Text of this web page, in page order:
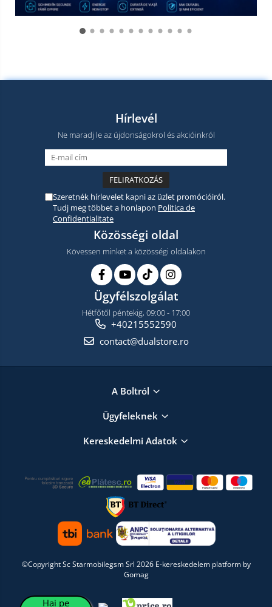
Hírlevél
Ne maradj le az újdonságokrol és akcióinkról
Szeretnék hírlevelet kapni az üzlet promócióiról.
Tudj meg többet a honlapon Politica de
Confidentialitate
Közösségi oldal
Kövessen minket a közösségi oldalakon
Ügyfélszolgálat
Hétfőtől péntekig, 09:00 - 17:00
+40215552590
contact@dualstore.ro
A Boltról
Ügyfeleknek
Kereskedelmi Adatok
©Copyright Sc Starmobilegsm Srl 2026 E-kereskedelem platform by
Gomag
Hai pe